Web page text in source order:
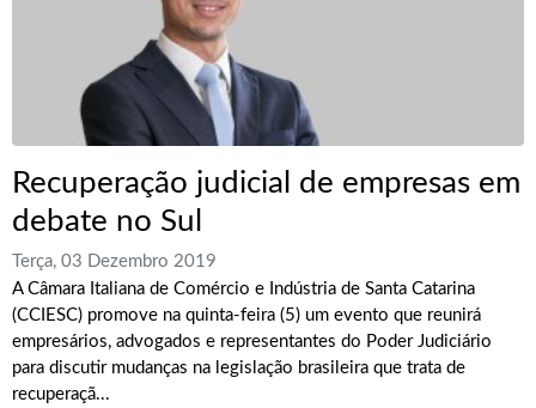
Recuperação judicial de empresas em
debate no Sul
Terça, 03 Dezembro 2019
A Câmara Italiana de Comércio e Indústria de Santa Catarina
(CCIESC) promove na quinta-feira (5) um evento que reunirá
empresários, advogados e representantes do Poder Judiciário
para discutir mudanças na legislação brasileira que trata de
recuperaçã...